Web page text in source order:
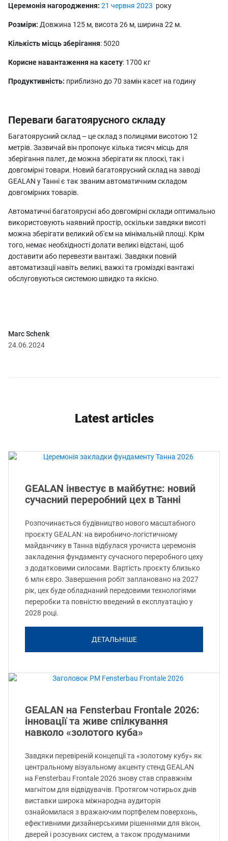
Церемонія нагородження: 21 червня 2023 року
Розміри: Довжина 125 м, висота 26 м, ширина 22 м.
Кількість місць зберігання: 5020
Корисне навантаження на касету: 1700 кг
Продуктивність: приблизно до 70 замін касет на годину
Переваги багатоярусного складу
Багатоярусний склад – це склад з полицями висотою 12
метрів. Зазвичай він пропонує кілька тисяч місць для
зберігання палет, де можна зберігати як плоскі, так і
довгомірні товари. Новий багатоярусний склад на заводі
GEALAN у Танні є так званим автоматичним складом
довгомірних товарів.
Автоматичні багатоярусні або довгомірні склади оптимально
використовують наявний простір, оскільки завдяки висоті
можна зберігати великий об'єм на мінімальній площі. Крім
того, немає необхідності долати великі відстані, щоб
доставити або перевезти вантажі. Завдяки повній
автоматизації навіть великі, важкі та громіздкі вантажі
обслуговуються системою швидко та якісно.
Marc Schenk
24.06.2024
Latest articles
GEALAN інвестує в майбутнє: новий
сучасний переробний цех в Танні
Розпочинається будівництво нового масштабного
проєкту GEALAN: на виробничо-логістичному
майданчику в Танна відбулася урочиста церемонія
закладення фундаменту сучасного переробного цеху
з додатковими силосами. Вартість проєкту близько
6 млн євро. Завершення робіт заплановано на 2027
рік, цех буде обладнаний передовими технологіями
переробки та повністю введений в експлуатацію у
2028 році.
ДЕТАЛЬНІШЕ
GEALAN на Fensterbau Frontale 2026:
інновації та живе спілкування
навколо «золотого куба»
Завдяки перевіреній концепції та «золотому кубу» як
центральному візуальному акценту стенд GEALAN
на Fensterbau Frontale 2026 знову став справжнім
магнітом для відвідувачів. Протягом чотирьох днів
виставки широка міжнародна аудиторія
ознайомилася з вражаючим портфелем поверхонь,
ефективними дизайнерськими рішеннями для вікон,
дверей і розсувних систем, а також продуманими